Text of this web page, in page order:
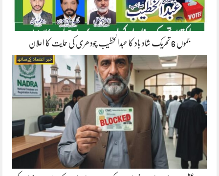
جموں 6 تحریک شاد باد کا عبدالخطیب چودھری کی حمایت کا اعلان